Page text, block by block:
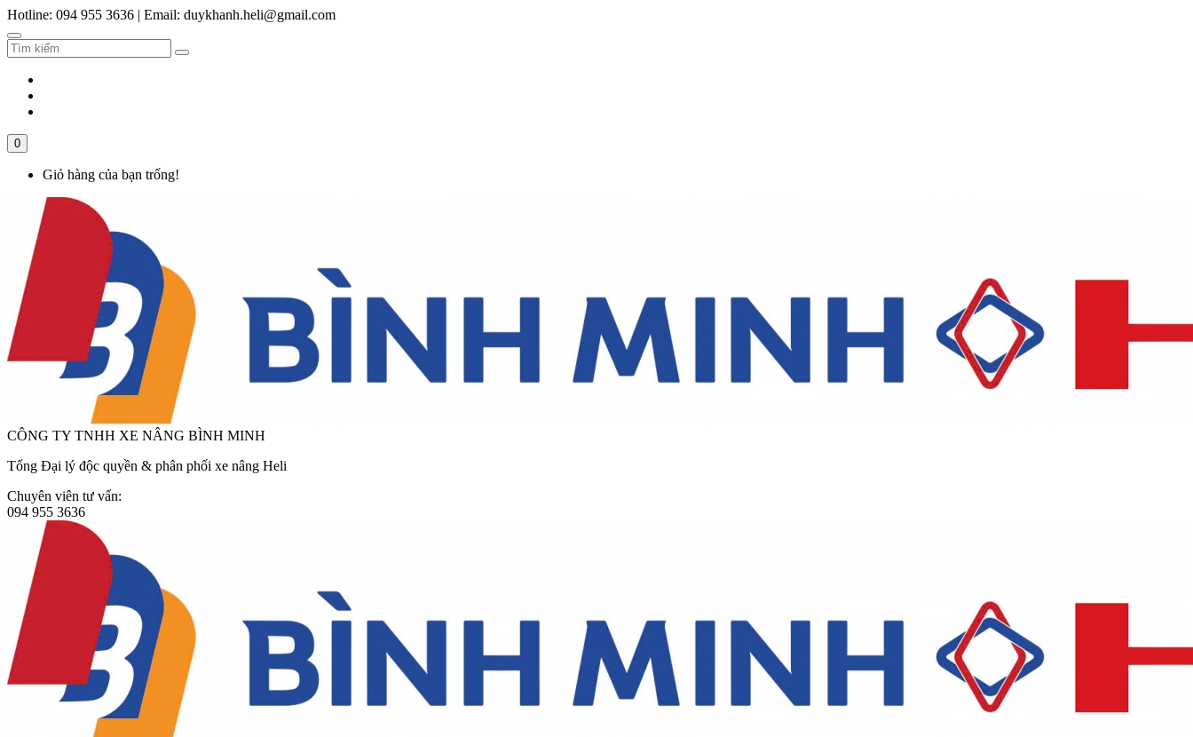
Hotline: 094 955 3636 | Email: duykhanh.heli@gmail.com
0
Giỏ hàng của bạn trống!
CÔNG TY TNHH XE NÂNG BÌNH MINH
Tổng Đại lý độc quyền & phân phối xe nâng Heli
Chuyên viên tư vấn:
094 955 3636